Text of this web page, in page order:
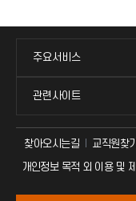
주요서비스
관련사이트
찾아오시는길 교직원찾기
개인정보 목적 외 이용 및